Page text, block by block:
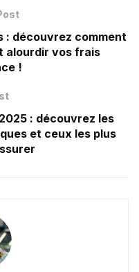
: découvrez comment
alourdir vos frais
!
: découvrez les
et ceux les plus